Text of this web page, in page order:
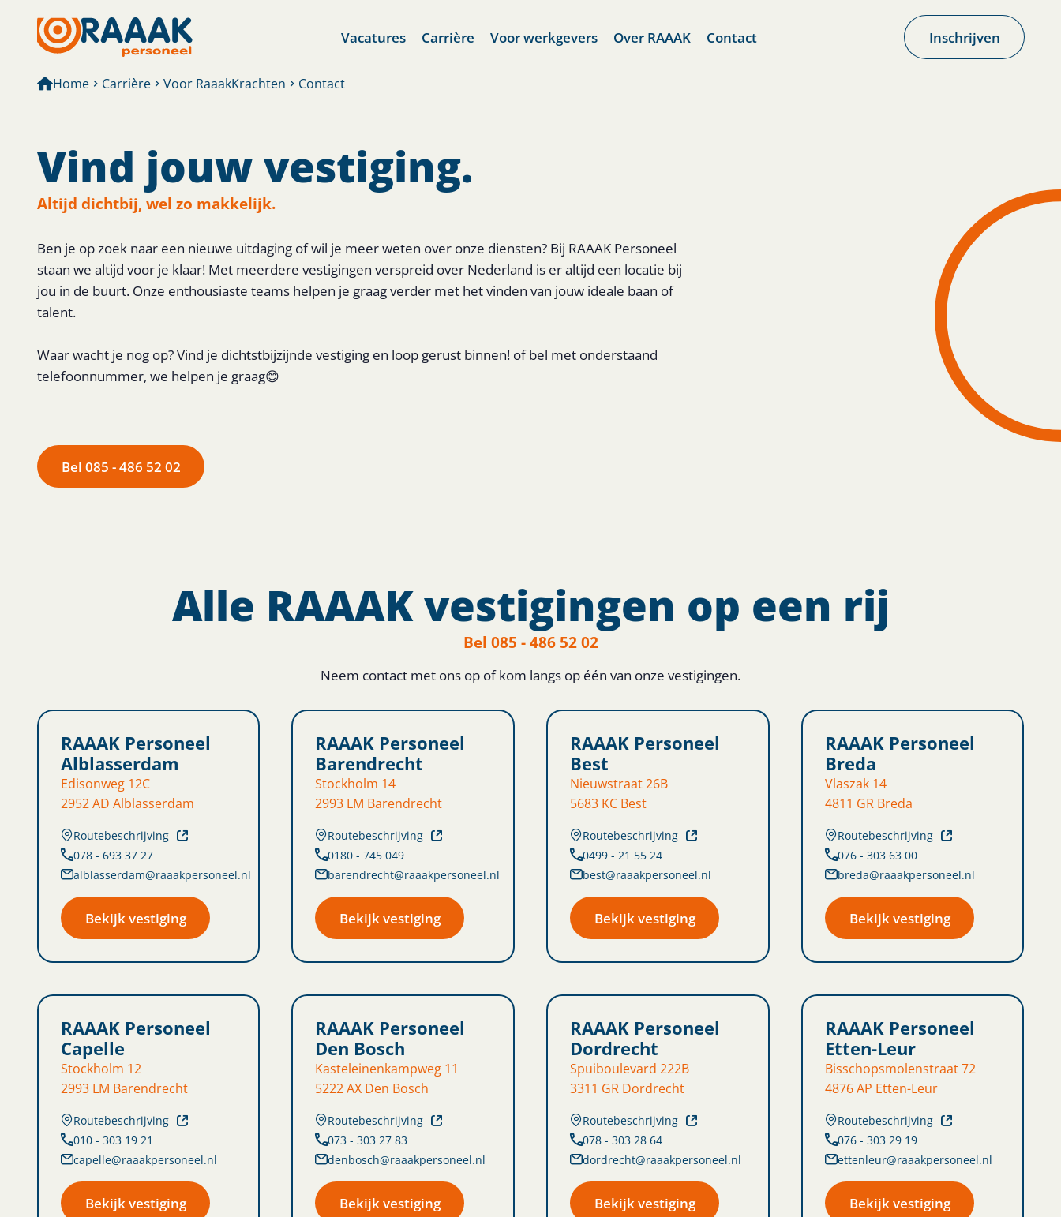
Vacatures Carrière Voor werkgevers Over RAAAK Contact Inschrijven
Home Carrière Voor RaaakKrachten Contact
Vind jouw vestiging.
Altijd dichtbij, wel zo makkelijk.
Ben je op zoek naar een nieuwe uitdaging of wil je meer weten over onze diensten? Bij RAAAK Personeel
staan we altijd voor je klaar! Met meerdere vestigingen verspreid over Nederland is er altijd een locatie bij
jou in de buurt. Onze enthousiaste teams helpen je graag verder met het vinden van jouw ideale baan of
talent.
Waar wacht je nog op? Vind je dichtstbijzijnde vestiging en loop gerust binnen! of bel met onderstaand
telefoonnummer, we helpen je graag😊
Bel 085 - 486 52 02
Alle RAAAK vestigingen op een rij
Bel 085 - 486 52 02
Neem contact met ons op of kom langs op één van onze vestigingen.
RAAAK Personeel
Alblasserdam
Edisonweg 12C
2952 AD Alblasserdam
Routebeschrijving
078 - 693 37 27
alblasserdam@raaakpersoneel.nl
Bekijk vestiging
RAAAK Personeel
Barendrecht
Stockholm 14
2993 LM Barendrecht
Routebeschrijving
0180 - 745 049
barendrecht@raaakpersoneel.nl
Bekijk vestiging
RAAAK Personeel
Best
Nieuwstraat 26B
5683 KC Best
Routebeschrijving
0499 - 21 55 24
best@raaakpersoneel.nl
Bekijk vestiging
RAAAK Personeel
Breda
Vlaszak 14
4811 GR Breda
Routebeschrijving
076 - 303 63 00
breda@raaakpersoneel.nl
Bekijk vestiging
RAAAK Personeel
Capelle
Stockholm 12
2993 LM Barendrecht
Routebeschrijving
010 - 303 19 21
capelle@raaakpersoneel.nl
Bekijk vestiging
RAAAK Personeel
Den Bosch
Kasteleinenkampweg 11
5222 AX Den Bosch
Routebeschrijving
073 - 303 27 83
denbosch@raaakpersoneel.nl
Bekijk vestiging
RAAAK Personeel
Dordrecht
Spuiboulevard 222B
3311 GR Dordrecht
Routebeschrijving
078 - 303 28 64
dordrecht@raaakpersoneel.nl
Bekijk vestiging
RAAAK Personeel
Etten-Leur
Bisschopsmolenstraat 72
4876 AP Etten-Leur
Routebeschrijving
076 - 303 29 19
ettenleur@raaakpersoneel.nl
Bekijk vestiging